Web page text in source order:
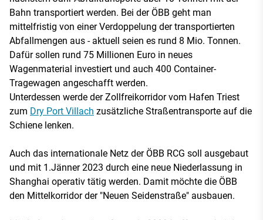
Bahn transportiert werden. Bei der ÖBB geht man
mittelfristig von einer Verdoppelung der transportierten
Abfallmengen aus - aktuell seien es rund 8 Mio. Tonnen.
Dafür sollen rund 75 Millionen Euro in neues
Wagenmaterial investiert und auch 400 Container-
Tragewagen angeschafft werden.
Unterdessen werde der Zollfreikorridor vom Hafen Triest
zum Dry Port Villach zusätzliche Straßentransporte auf die
Schiene lenken.
Auch das internationale Netz der ÖBB RCG soll ausgebaut
und mit 1.Jänner 2023 durch eine neue Niederlassung in
Shanghai operativ tätig werden. Damit möchte die ÖBB
den Mittelkorridor der "Neuen Seidenstraße" ausbauen.